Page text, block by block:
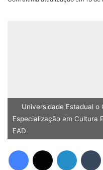
Universidade Estadual
Especialização em Cultura
EAD